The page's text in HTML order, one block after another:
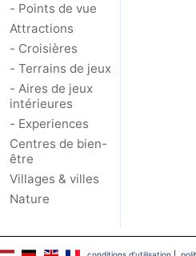
- Points de vue
Attractions
- Croisières
- Terrains de jeux
- Aires de jeux
intérieures
- Experiences
Centres de bien-
être
Villages & villes
Nature